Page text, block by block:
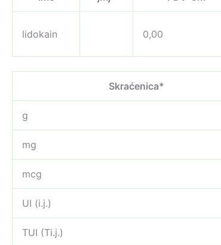
lidokain 0,00
Skraćenica*
g
mg
mcg
UI (i.j.)
TUI (Ti.j.)